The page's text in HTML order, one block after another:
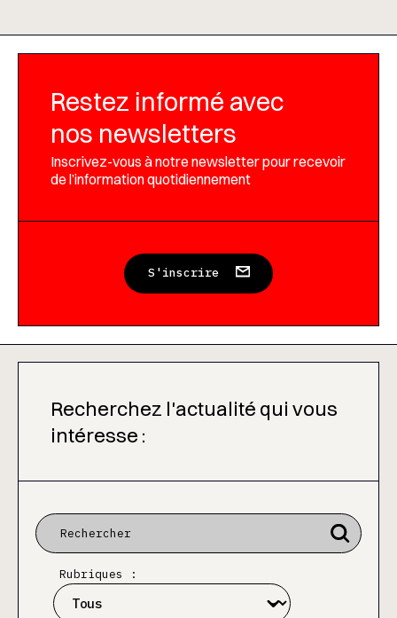
Restez informé avec
nos newsletters
Inscrivez-vous à notre newsletter pour recevoir
de l’information quotidiennement
S'inscrire
Recherchez l'actualité qui vous
intéresse :
Rubriques :